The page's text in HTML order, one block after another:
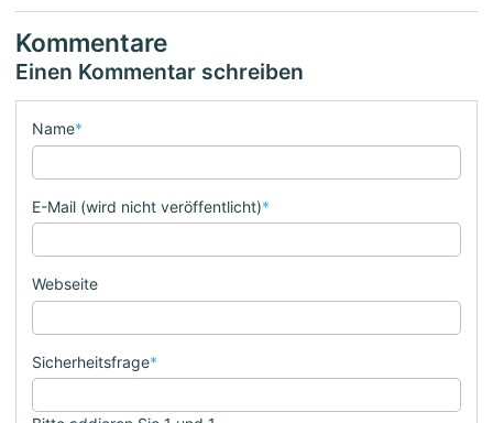
Kommentare
Einen Kommentar schreiben
Name*
E-Mail (wird nicht veröffentlicht)*
Webseite
Sicherheitsfrage*